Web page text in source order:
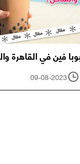
فين في القاهرة
09-08-2023